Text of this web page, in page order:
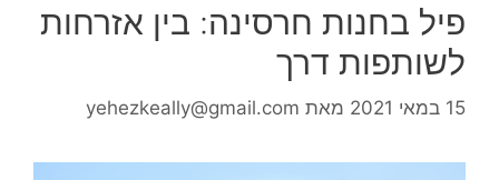
פיל בחנות חרסינה: בין אזרחות
לשותפות דרך
15 במאי 2021 מאת yehezkeally@gmail.com